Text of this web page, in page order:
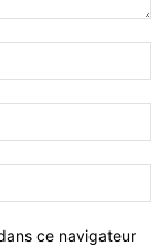
ce navigateur